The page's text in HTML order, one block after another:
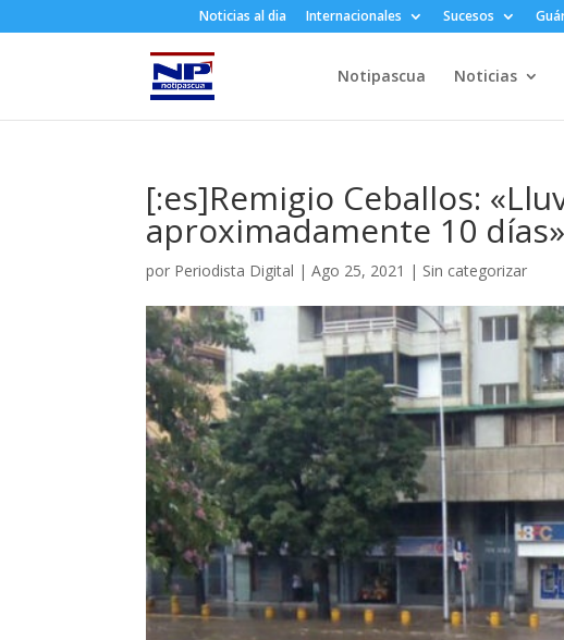
Noticias al dia Internacionales Sucesos
Notipascua Noticias
[:es]Remigio Ceballos:
aproximadamente 10
por Periodista Digital |Ago 25, 2021 | Sin categorizar